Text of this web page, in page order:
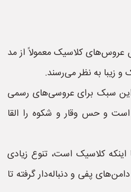
کلاسیک معمولاً از مد
زیبا به نظر می‌رسند.
سبک برای عروسی‌های رسمی
و حس وقار و شکوه را القا
کلاسیک است، تنوع زیادی
پفی و دنباله‌دار گرفته تا